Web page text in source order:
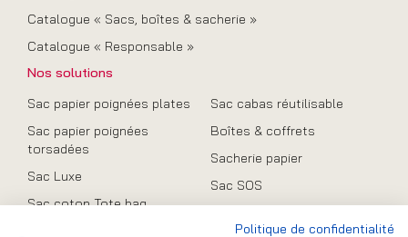
Catalogue « Sacs, boîtes & sacherie »
Catalogue « Responsable »
Nos solutions
Sac papier poignées plates
Sac papier poignées
torsadées
Sac Luxe
Sac coton Tote bag
Sac cabas réutilisable
Boîtes & coffrets
Sacherie papier
Sac SOS
Politique de confidentialité